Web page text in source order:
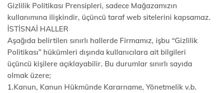
Gizlilik Politikası Prensipleri, sadece Mağazamızın
kullanımına ilişkindir, üçüncü taraf web sitelerini kapsamaz.
İSTİSNAİ HALLER
Aşağıda belirtilen sınırlı hallerde Firmamız, işbu “Gizlilik
Politikası” hükümleri dışında kullanıcılara ait bilgileri
üçüncü kişilere açıklayabilir. Bu durumlar sınırlı sayıda
olmak üzere;
1.Kanun, Kanun Hükmünde Kararname, Yönetmelik v.b.